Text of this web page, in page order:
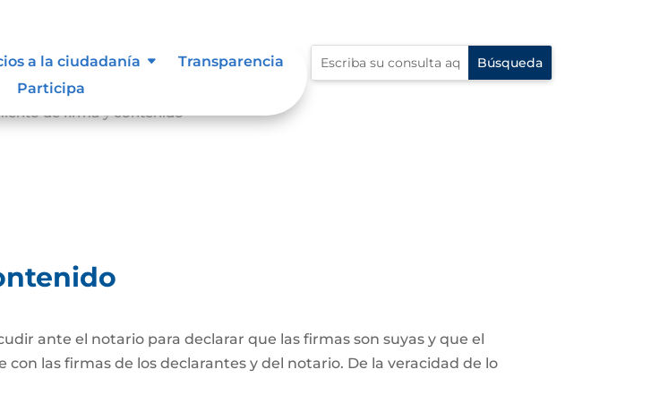
a la ciudadanía
Transparencia
Participa
ante el notario para declarar que las firmas son suyas y que el
las firmas de los declarantes y del notario. De la veracidad de lo